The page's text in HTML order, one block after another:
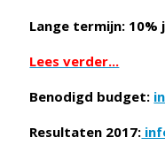
Lange termijn:
Lees verder...
Benodigd budget:
Resultaten 2017: